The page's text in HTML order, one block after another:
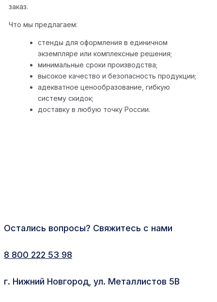
заказ.
Что мы предлагаем:
стенды для оформления в единичном
экземпляре или комплексные решения;
минимальные сроки производства;
высокое качество и безопасность продукции;
адекватное ценообразование, гибкую
систему скидок;
доставку в любую точку России.
Остались вопросы? Свяжитесь с нами
8 800 222 53 98
г. Нижний Новгород, ул. Металлистов 5В